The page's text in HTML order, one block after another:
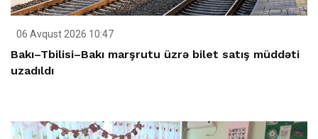
06 Avqust 2026 10:47
Bakı–Tbilisi–Bakı marşrutu üzrə bilet satış müddəti
uzadıldı